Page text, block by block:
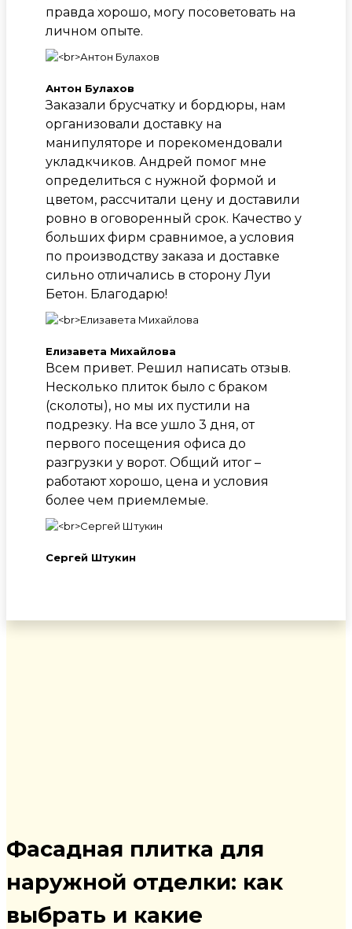
правда хорошо, могу посоветовать на
личном опыте.
Антон Булахов
Заказали брусчатку и бордюры, нам
организовали доставку на
манипуляторе и порекомендовали
укладкчиков. Андрей помог мне
определиться с нужной формой и
цветом, рассчитали цену и доставили
ровно в оговоренный срок. Качество у
больших фирм сравнимое, а условия
по производству заказа и доставке
сильно отличались в сторону Луи
Бетон. Благодарю!
Елизавета Михайлова
Всем привет. Решил написать отзыв.
Несколько плиток было с браком
(сколоты), но мы их пустили на
подрезку. На все ушло 3 дня, от
первого посещения офиса до
разгрузки у ворот. Общий итог –
работают хорошо, цена и условия
более чем приемлемые.
Сергей Штукин
Фасадная плитка для
наружной отделки: как
выбрать и какие